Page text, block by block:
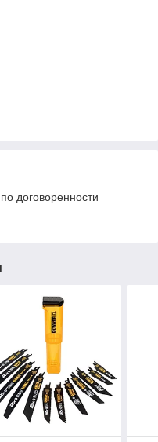
договоренности